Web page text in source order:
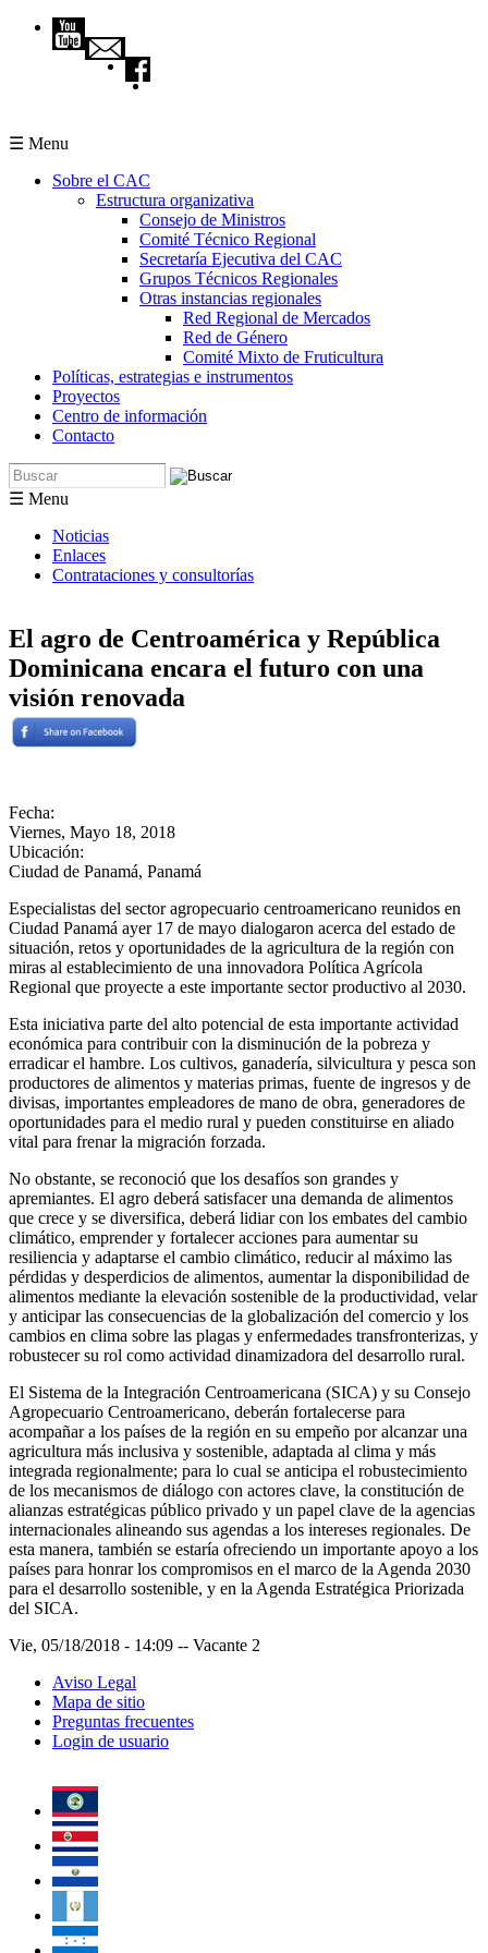
Pasar al contenido principal
☰ Menu
Sobre el CAC
Estructura organizativa
Consejo de Ministros
Comité Técnico Regional
Secretaría Ejecutiva del CAC
Grupos Técnicos Regionales
Otras instancias regionales
Red Regional de Mercados
Red de Género
Comité Mixto de Fruticultura
Políticas, estrategias e instrumentos
Proyectos
Centro de información
Contacto
Formulario de búsqueda
Buscar
☰ Menu
Noticias
Enlaces
Contrataciones y consultorías
El agro de Centroamérica y República
Dominicana encara el futuro con una
visión renovada
Fecha:
Viernes, Mayo 18, 2018
Ubicación:
Ciudad de Panamá, Panamá
Especialistas del sector agropecuario centroamericano reunidos en
Ciudad Panamá ayer 17 de mayo dialogaron acerca del estado de
situación, retos y oportunidades de la agricultura de la región con
miras al establecimiento de una innovadora Política Agrícola
Regional que proyecte a este importante sector productivo al 2030.
Esta iniciativa parte del alto potencial de esta importante actividad
económica para contribuir con la disminución de la pobreza y
erradicar el hambre. Los cultivos, ganadería, silvicultura y pesca son
productores de alimentos y materias primas, fuente de ingresos y de
divisas, importantes empleadores de mano de obra, generadores de
oportunidades para el medio rural y pueden constituirse en aliado
vital para frenar la migración forzada.
No obstante, se reconoció que los desafíos son grandes y
apremiantes. El agro deberá satisfacer una demanda de alimentos
que crece y se diversifica, deberá lidiar con los embates del cambio
climático, emprender y fortalecer acciones para aumentar su
resiliencia y adaptarse el cambio climático, reducir al máximo las
pérdidas y desperdicios de alimentos, aumentar la disponibilidad de
alimentos mediante la elevación sostenible de la productividad, velar
y anticipar las consecuencias de la globalización del comercio y los
cambios en clima sobre las plagas y enfermedades transfronterizas, y
robustecer su rol como actividad dinamizadora del desarrollo rural.
El Sistema de la Integración Centroamericana (SICA) y su Consejo
Agropecuario Centroamericano, deberán fortalecerse para
acompañar a los países de la región en su empeño por alcanzar una
agricultura más inclusiva y sostenible, adaptada al clima y más
integrada regionalmente; para lo cual se anticipa el robustecimiento
de los mecanismos de diálogo con actores clave, la constitución de
alianzas estratégicas público privado y un papel clave de la agencias
internacionales alineando sus agendas a los intereses regionales. De
esta manera, también se estaría ofreciendo un importante apoyo a los
países para honrar los compromisos en el marco de la Agenda 2030
para el desarrollo sostenible, y en la Agenda Estratégica Priorizada
del SICA.
Vie, 05/18/2018 - 14:09 -- Vacante 2
Aviso Legal
Mapa de sitio
Preguntas frecuentes
Login de usuario